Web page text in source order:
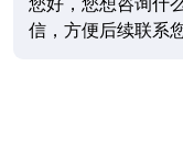
信，方便后续联系